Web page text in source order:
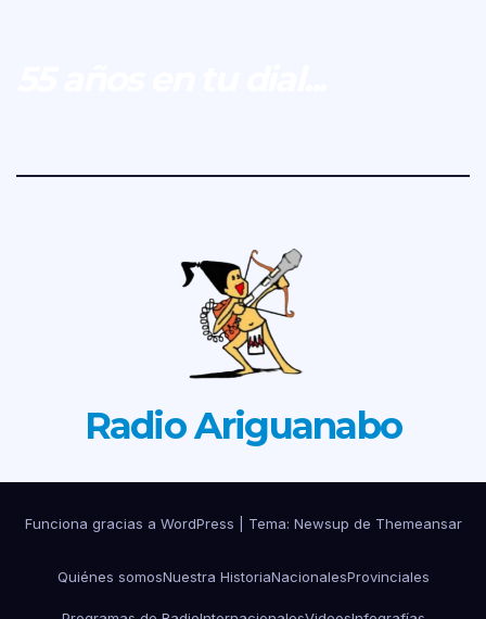
Radio Ariguanabo
Funciona gracias a WordPress Tema: Newsup de Themeansar
Quiénes somosNuestra HistoriaNacionalesProvinciales